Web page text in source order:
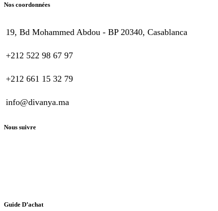
Nos coordonnées
19, Bd Mohammed Abdou - BP 20340, Casablanca
+212 522 98 67 97
+212 661 15 32 79
info@divanya.ma
Nous suivre
Guide D’achat